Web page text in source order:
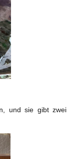
und sie gibt zwei